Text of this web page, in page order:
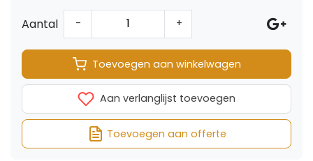
Aantal - +
Toevoegen aan winkelwagen
Aan verlanglijst toevoegen
Toevoegen aan offerte